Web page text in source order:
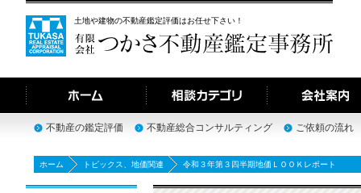
土地や建物の不動産鑑定評価はお任せ下さい！
不動産の鑑定評価 不動産総合コンサルティング ご依頼の流れ
ホーム トピックス 地価関連 令和３年第３四半期地価ＬＯＯＫレポート